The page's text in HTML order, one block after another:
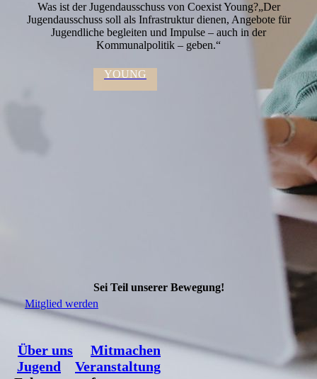
Was ist der Jugendausschuss von Coexist Young?„Der
Jugendausschuss soll als Infrastruktur dienen, Angebote für
Jugendliche begleiten und Impulse – auch in der
Kommunalpolitik – geben.“
YOUNG
Sei Teil unserer Bewegung!
Mitglied werden
Über uns
Mitmachen
Jugend
Veranstaltung